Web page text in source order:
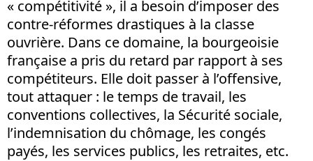
« compétitivité », il a besoin d’imposer des
contre-réformes drastiques à la classe
ouvrière. Dans ce domaine, la bourgeoisie
française a pris du retard par rapport à ses
compétiteurs. Elle doit passer à l’offensive,
tout attaquer : le temps de travail, les
conventions collectives, la Sécurité sociale,
l’indemnisation du chômage, les congés
payés, les services publics, les retraites, etc.